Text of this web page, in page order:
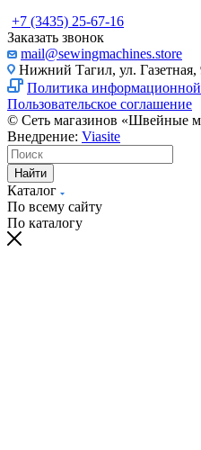
+7 (3435) 25-67-16
Заказать звонок
mail@sewingmachines.store
Нижний Тагил, ул. Газетная,
Политика информационной
Пользовательское соглашение
© Сеть магазинов «Швейные
Внедрение: Viasite
Найти
Каталог
По всему сайту
По каталогу